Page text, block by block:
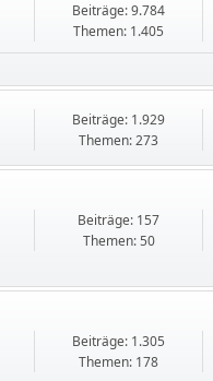
Beiträge: 9.784
Themen: 1.405
Beiträge: 1.929
Themen: 273
Beiträge: 157
Themen: 50
Beiträge: 1.305
Themen: 178